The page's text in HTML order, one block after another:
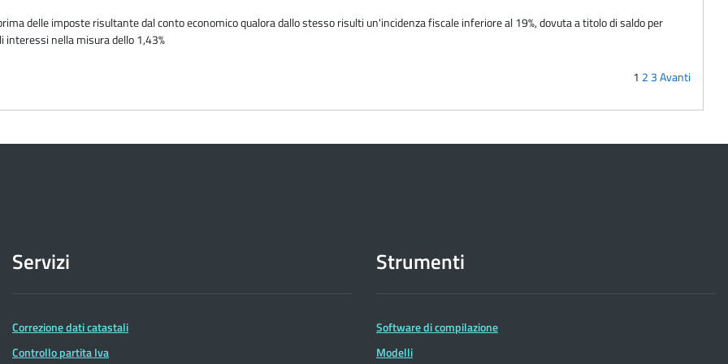
delle imposte risultante dal conto economico qualora dallo stesso risulti un'incidenza fiscale inferiore al 19%, dovuta a titolo di saldo per
interessi nella misura dello 1,43%
1 2 3Avanti
Servizi
Correzione dati catastali
Controllo partita Iva
Strumenti
Software di compilazione
Modelli